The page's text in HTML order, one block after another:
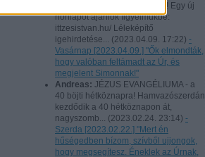
Tisztelt Látogatóim! Egy új
honlapot ajánlok figyelmükbe:
ittzesistvan.hu/ Léleképítő
igehirdetése... (2023.04.09. 17:22) -
Vasárnap [2023.04.09.] "Ők elmondták,
hogy valóban feltámadt az Úr, és
megjelent Simonnak!"
Andreas: JÉZUS EVANGÉLIUMA - a
40 böjti hétköznapra! Hamvazószerdán
kezdődik a 40 hétköznapon át,
nagyszomb... (2023.02.24. 23:14) -
Szerda [2023.02.22.] "Mert én
hűségedben bízom, szívből ujjongok,
hogy megsegítesz. Éneklek az Úrnak,